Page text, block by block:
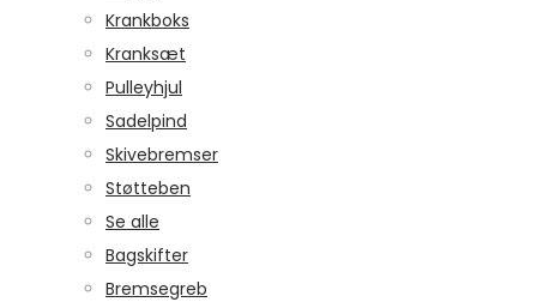
Krankboks
Kranksæt
Pulleyhjul
Sadelpind
Skivebremser
Støtteben
Se alle
Bagskifter
Bremsegreb